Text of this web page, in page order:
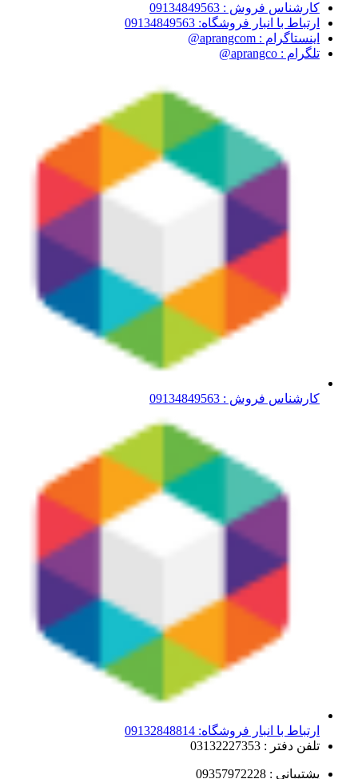
کارشناس فروش : 09134849563
ارتباط با انبار فروشگاه: 09134849563
اینستاگرام : aprangcom@
تلگرام : aprangco@
کارشناس فروش : 09134849563
ارتباط با انبار فروشگاه: 09132848814
تلفن دفتر : 03132227353
پشتیبانی : 09357972228